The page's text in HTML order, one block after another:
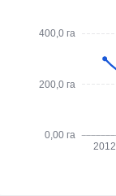
0,00 га
200,0 га
400,0 га
2012